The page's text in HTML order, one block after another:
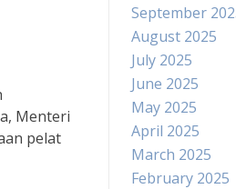
Menteri
pelat
September
August 2025
July 2025
June 2025
May 2025
April 2025
March 2025
February 2025